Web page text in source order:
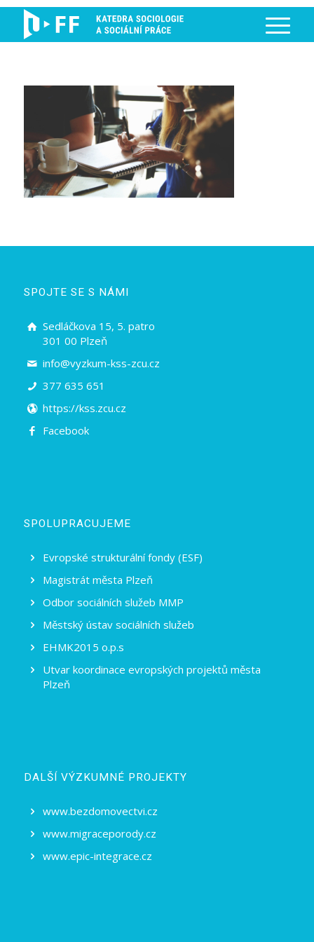
SPOJTE SE S NÁMI
Sedláčkova 15, 5. patro
301 00 Plzeň
info@vyzkum-kss-zcu.cz
377 635 651
https://kss.zcu.cz
Facebook
SPOLUPRACUJEME
Evropské strukturální fondy (ESF)
Magistrát města Plzeň
Odbor sociálních služeb MMP
Městský ústav sociálních služeb
EHMK2015 o.p.s
Utvar koordinace evropských projektů města
Plzeň
DALŠÍ VÝZKUMNÉ PROJEKTY
www.bezdomovectvi.cz
www.migraceporody.cz
www.epic-integrace.cz